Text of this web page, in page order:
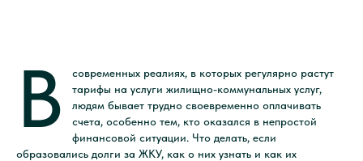
В
современных реалиях, в которых регулярно растут
тарифы на услуги жилищно-коммунальных услуг,
людям бывает трудно своевременно оплачивать
счета, особенно тем, кто оказался в непростой
финансовой ситуации. Что делать, если
образовались долги за ЖКУ, как о них узнать и как их